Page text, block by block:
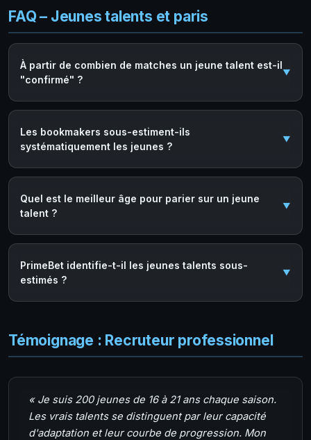
FAQ – Jeunes talents et paris
À partir de combien de matches un jeune talent est-il
"confirmé" ?
Les bookmakers sous-estiment-ils
systématiquement les jeunes ?
Quel est le meilleur âge pour parier sur un jeune
talent ?
PrimeBet identifie-t-il les jeunes talents sous-
estimés ?
Témoignage : Recruteur professionnel
« Je suis 200 jeunes de 16 à 21 ans chaque saison.
Les vrais talents se distinguent par leur capacité
d'adaptation et leur courbe de progression. Mon